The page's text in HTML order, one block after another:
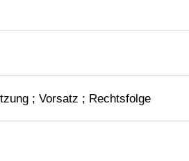
; Vorsatz ; Rechtsfolge